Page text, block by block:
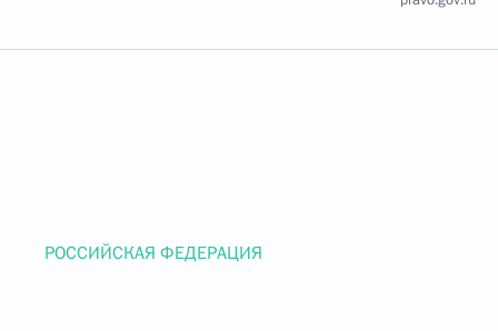
РОССИЙСКАЯ ФЕДЕРАЦИЯ